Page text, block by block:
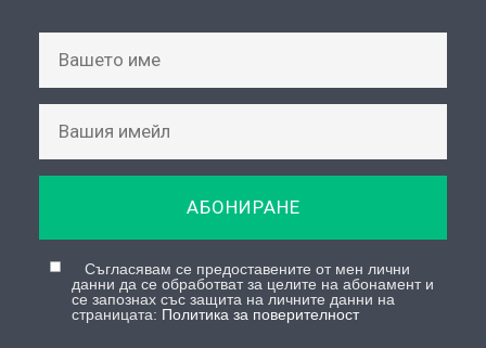
АБОНИРАНЕ
Съгласявам се предоставените от мен лични
данни да се обработват за целите на абонамент и
се запознах със защита на личните данни на
страницата: Политика за поверителност